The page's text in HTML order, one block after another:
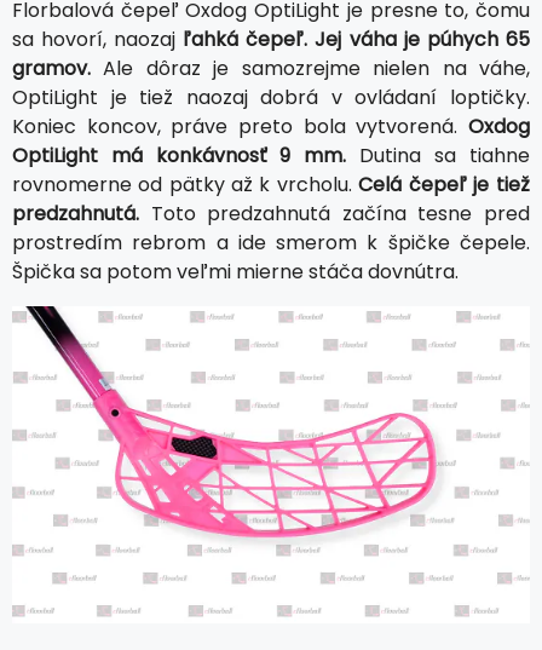
Florbalová čepeľ Oxdog OptiLight je presne to, čomu
sa hovorí, naozaj ľahká čepeľ. Jej váha je púhych 65
gramov. Ale dôraz je samozrejme nielen na váhe,
OptiLight je tiež naozaj dobrá v ovládaní loptičky.
Koniec koncov, práve preto bola vytvorená. Oxdog
OptiLight má konkávnosť 9 mm. Dutina sa tiahne
rovnomerne od pätky až k vrcholu. Celá čepeľ je tiež
predzahnutá. Toto predzahnutá začína tesne pred
prostredím rebrom a ide smerom k špičke čepele.
Špička sa potom veľmi mierne stáča dovnútra.